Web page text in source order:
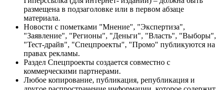
размещена в подзаголовке или в первом абзаце
материала.
Новости с пометками "Мнение", "Экспертиза",
"Заявление", "Регионы", "Деньги", "Власть", "Выборы",
"Тест-драйв", "Спецпроекты", "Промо" публикуются на
правах рекламы.
Раздел Спецпроекты создается совместно с
коммерческими партнерами.
Любое копирование, публикация, републикация и